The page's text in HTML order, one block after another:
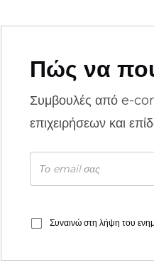
Πώς να
Συμβουλές από e-
επιχειρήσεων και
Συναινώ στη λήψη του